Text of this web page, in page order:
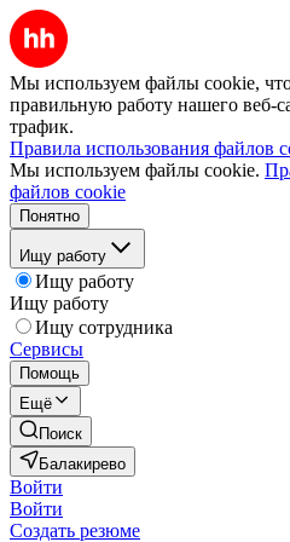
Мы используем файлы cookie,
правильную работу нашего веб-
трафик.
Правила использования файлов
Мы используем файлы cookie.
файлов cookie
Понятно
Ищу работу
Ищу работу
Ищу работу
Ищу сотрудника
Сервисы
Помощь
Ещё
Поиск
Балакирево
Войти
Войти
Создать резюме